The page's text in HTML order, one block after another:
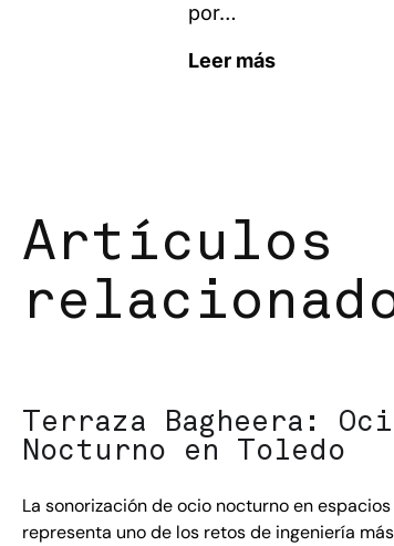
por…
Leer más
Artículos
Terraza Bagheera:
Nocturno en Toledo
La sonorización de ocio nocturno en
representa uno de los retos de ingeniería más